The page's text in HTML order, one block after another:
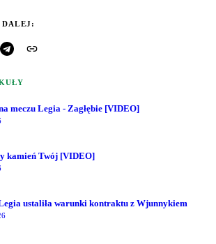
DALEJ:
meczu Legia - Zagłębie [VIDEO]
kamień Twój [VIDEO]
ustaliła warunki kontraktu z Wjunnykiem